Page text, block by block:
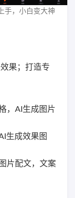
手，小白变大神
果；打造专
，AI生成图片
生成效果图
片配文，文案